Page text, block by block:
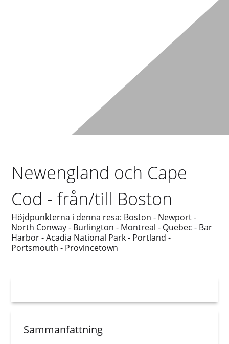
Newengland och Cape
Cod - från/till Boston
Höjdpunkterna i denna resa: Boston - Newport -
North Conway - Burlington - Montreal - Quebec - Bar
Harbor - Acadia National Park - Portland -
Portsmouth - Provincetown
Sammanfattning